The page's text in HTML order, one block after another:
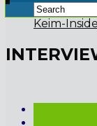
Keim-Inside